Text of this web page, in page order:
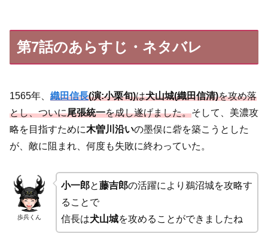
第7話のあらすじ・ネタバレ
1565年、 織田信長(演:小栗旬)は犬山城(織田信清)を攻め落
とし、ついに尾張統一を成し遂げました。そして、美濃攻
略を目指すために木曽川沿いの墨俣に砦を築こうとした
が、敵に阻まれ、何度も失敗に終わっていた。
歩兵くん
小一郎と藤吉郎の活躍により鵜沼城を攻略す
ることで
信長は犬山城を攻めることができましたね